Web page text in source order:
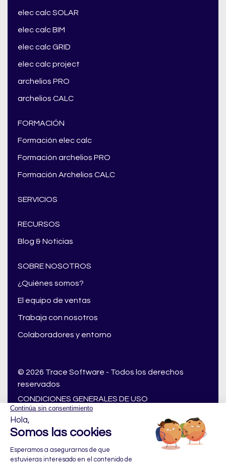
elec calc SOLAR
elec calc BIM
elec calc GRID
elec calc project
archelios PRO
archelios CALC
FORMACIÓN
Formación elec calc
Formación archelios PRO
Formación Archelios CALC
SERVICIOS
RECURSOS
Blog & Noticias
SOBRE NOSOTROS
¿Quiénes somos?
El equipo de ventas
Trabaja con nosotros
Colaboradores y entorno
© 2026 Trace Software - Todos los derechos
reservados
CONDICIONES GENERALES DE USO
Cumplimiento del RGPD